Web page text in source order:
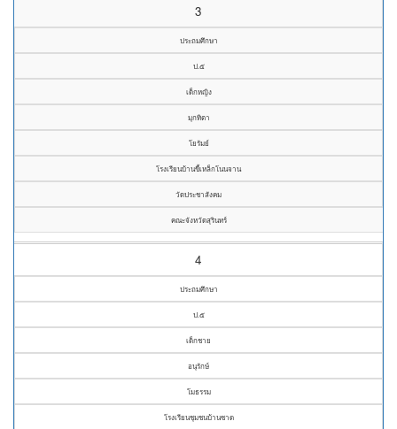
3
ประถมศึกษา
ป.๕
เด็กหญิง
มุกทิตา
โยรัมย์
โรงเรียนบ้านขี้เหล็กโนนจาน
วัดประชาสังคม
คณะจังหวัดสุรินทร์
4
ประถมศึกษา
ป.๕
เด็กชาย
อนุรักษ์
โมธรรม
โรงเรียนชุมชนบ้านซาด